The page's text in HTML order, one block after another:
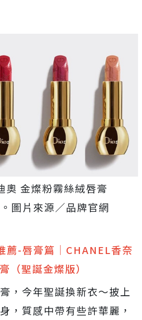
金燦粉霧絲絨唇膏
圖片來源／品牌官網
薦-唇膏篇｜CHANEL香奈
（聖誕金燦版）
，今年聖誕換新衣～披上
，質感中帶有些許華麗，